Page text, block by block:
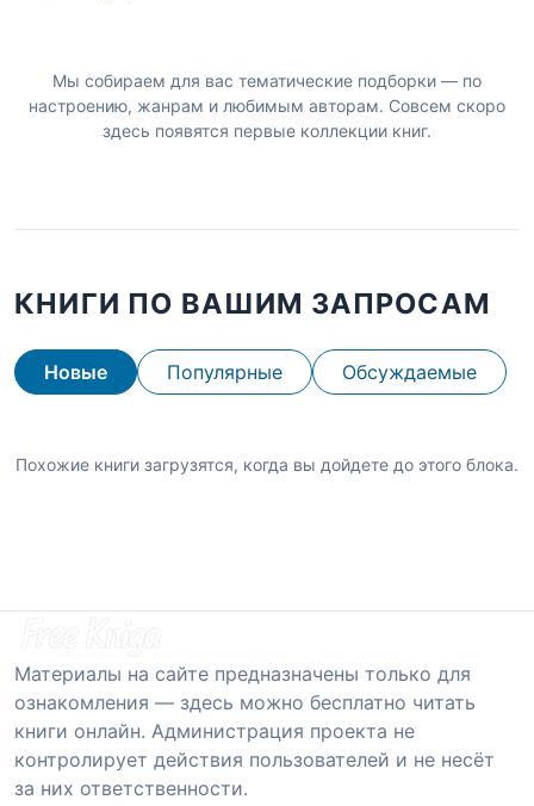
Мы собираем для вас тематические подборки — по
настроению, жанрам и любимым авторам. Совсем скоро
здесь появятся первые коллекции книг.
КНИГИ ПО ВАШИМ ЗАПРОСАМ
Новые Популярные Обсуждаемые
Похожие книги загрузятся, когда вы дойдете до этого блока.
Материалы на сайте предназначены только для
ознакомления — здесь можно бесплатно читать
книги онлайн. Администрация проекта не
контролирует действия пользователей и не несёт
за них ответственности.